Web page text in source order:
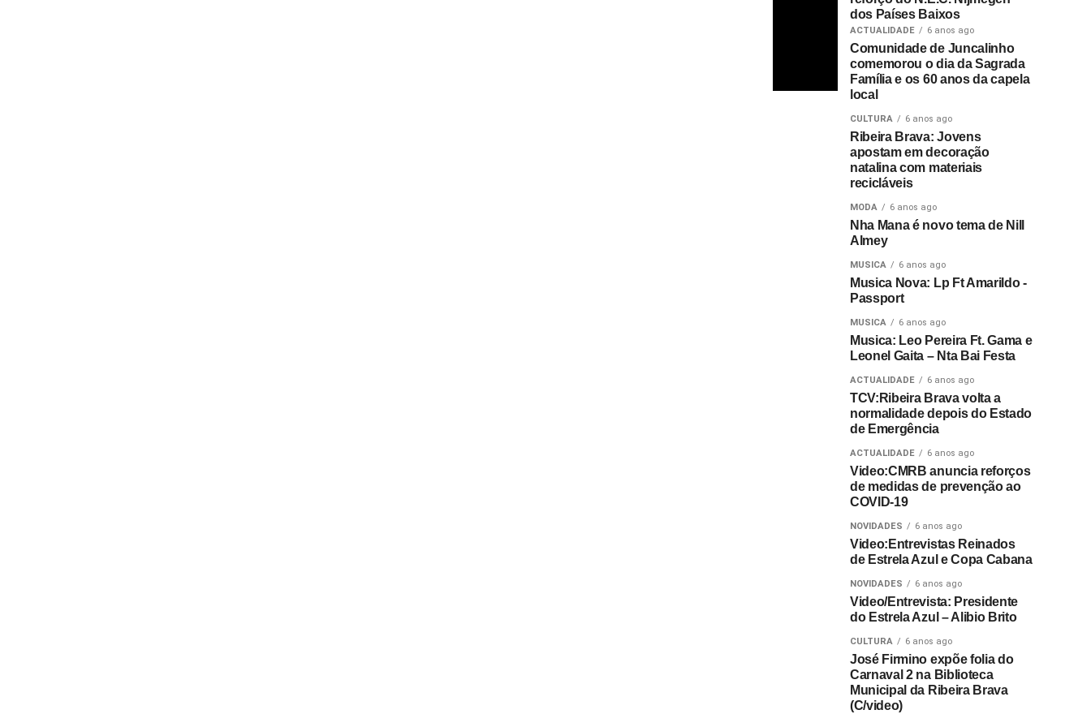
dos Países Baixos
ACTUALIDADE 6 anos ago
Comunidade de Juncalinho
comemorou o dia da Sagrada
Família e os 60 anos da capela
local
CULTURA 6 anos ago
Ribeira Brava: Jovens
apostam em decoração
natalina com materiais
recicláveis
MODA 6 anos ago
Nha Mana é novo tema de Nill
Almey
MUSICA 6 anos ago
Musica Nova: Lp Ft Amarildo -
Passport
MUSICA 6 anos ago
Musica: Leo Pereira Ft. Gama e
Leonel Gaita – Nta Bai Festa
ACTUALIDADE 6 anos ago
TCV:Ribeira Brava volta a
normalidade depois do Estado
de Emergência
ACTUALIDADE 6 anos ago
Video:CMRB anuncia reforços
de medidas de prevenção ao
COVID-19
NOVIDADES 6 anos ago
Video:Entrevistas Reinados
de Estrela Azul e Copa Cabana
NOVIDADES 6 anos ago
Video/Entrevista: Presidente
do Estrela Azul – Alibio Brito
CULTURA 6 anos ago
José Firmino expõe folia do
Carnaval 2 na Biblioteca
Municipal da Ribeira Brava
(C/video)